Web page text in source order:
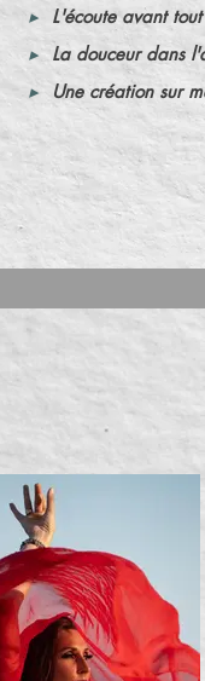
▸
▸
▸
L'écoute avant tout
La douceur dans
Une création sur